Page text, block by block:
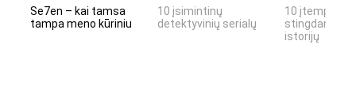
Se7en – kai tamsa
tampa meno kūriniu
10 įsimintinų
detektyvinių serialų
10 įtemptų,
stingdančių
istorijų